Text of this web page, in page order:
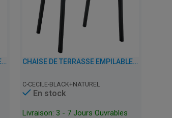
CHAISE DE TERRASSE EMPILABLE AVEC ACCOUDOIRS - CECILE - PLASTIQUE CHAISE DE TERRASSE EMPILABLE AVEC ACCOUDOIRS - CECILE - PLASTIQUE
C-CECILE-BLACK+NATUREL
En stock
Livraison: 3 - 7 Jours Ouvrables